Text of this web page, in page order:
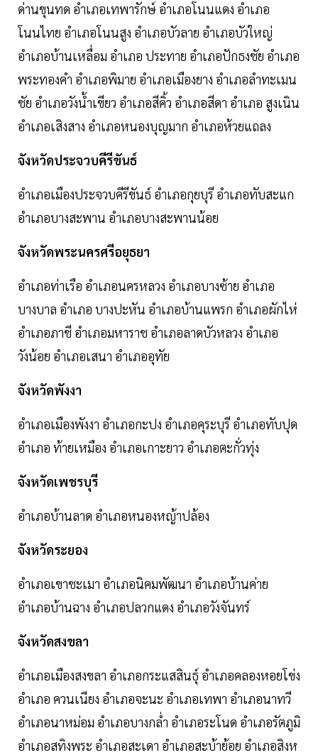
ด่านขุนทด อำเภอเทพารักษ์ อำเภอโนนแดง อำเภอ
โนนไทย อำเภอโนนสูง อำเภอบัวลาย อำเภอบัวใหญ่
อำเภอบ้านเหลื่อม อำเภอ ประทาย อำเภอปักธงชัย อำเภอ
พระทองคำ อำเภอพิมาย อำเภอเมืองยาง อำเภอลำทะเมน
ชัย อำเภอวังน้ำเขียว อำเภอสีคิ้ว อำเภอสีดา อำเภอ สูงเนิน
อำเภอเสิงสาง อำเภอหนองบุญมาก อำเภอห้วยแถลง
จังหวัดประจวบคีรีขันธ์
อำเภอเมืองประจวบคีรีขันธ์ อำเภอกุยบุรี อำเภอทับสะแก
อำเภอบางสะพาน อำเภอบางสะพานน้อย
จังหวัดพระนครศรีอยุธยา
อำเภอท่าเรือ อำเภอนครหลวง อำเภอบางซ้าย อำเภอ
บางบาล อำเภอ บางปะหัน อำเภอบ้านแพรก อำเภอผักไห่
อำเภอภาชี อำเภอมหาราช อำเภอลาดบัวหลวง อำเภอ
วังน้อย อำเภอเสนา อำเภออุทัย
จังหวัดพังงา
อำเภอเมืองพังงา อำเภอกะปง อำเภอคุระบุรี อำเภอทับปุด
อำเภอ ท้ายเหมือง อำเภอเกาะยาว อำเภอตะกั่วทุ่ง
จังหวัดเพชรบุรี
อำเภอบ้านลาด อำเภอหนองหญ้าปล้อง
จังหวัดระยอง
อำเภอเขาชะเมา อำเภอนิคมพัฒนา อำเภอบ้านค่าย
อำเภอบ้านฉาง อำเภอปลวกแดง อำเภอวังจันทร์
จังหวัดสงขลา
อำเภอเมืองสงขลา อำเภอกระแสสินธุ์ อำเภอคลองหอยโข่ง
อำเภอ ควนเนียง อำเภอจะนะ อำเภอเทพา อำเภอนาทวี
อำเภอนาหม่อม อำเภอบางกล่ำ อำเภอระโนด อำเภอรัตภูมิ
อำเภอสทิงพระ อำเภอสะเดา อำเภอสะบ้าย้อย อำเภอสิงห